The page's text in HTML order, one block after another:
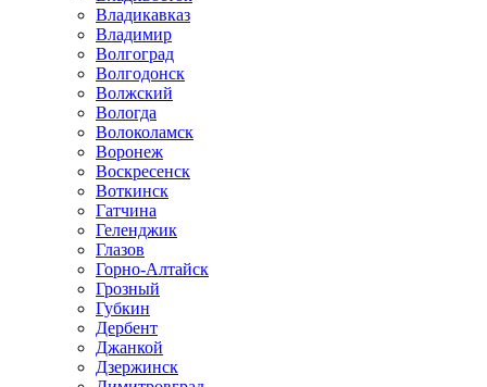
Владикавказ
Владимир
Волгоград
Волгодонск
Волжский
Вологда
Волоколамск
Воронеж
Воскресенск
Воткинск
Гатчина
Геленджик
Глазов
Горно-Алтайск
Грозный
Губкин
Дербент
Джанкой
Дзержинск